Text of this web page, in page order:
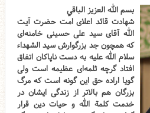
بسم الله العزیز الباقي
شهادت قائد اعلای امت حضرت آیت
الله آقای سید علی حسینی خامنه‌ای
که همچون جد بزرگوارش سید الشهداء
سلام الله علیه به دست ناپاکان اتفاق
افتاد گرچه ثلمه‌ای عظیمه است ولی
گویا اراده حق این گونه است که مرگ
بزرگان هم بالاتر از زندگی ایشان در
خدمت کلمة الله و حیات دین قرار